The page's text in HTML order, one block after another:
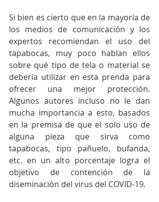
Si bien es cierto que en la mayoría de
los medios de comunicación y los
expertos recomiendan el uso del
tapabocas, muy poco hablan ellos
sobre qué tipo de tela o material se
debería utilizar en esta prenda para
ofrecer una mejor protección.
Algunos autores incluso no le dan
mucha importancia a esto, basados
en la premisa de que el solo uso de
alguna pieza que sirva como
tapabocas, tipo pañuelo, bufanda,
etc. en un alto porcentaje logra el
objetivo de contención de la
diseminación del virus del COVID-19.